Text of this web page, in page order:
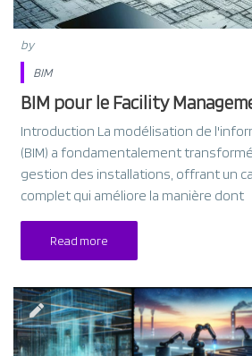
by
BIM
BIM pour le Facility
Introduction La modélisation de
(BIM) a fondamentalement
gestion des installations, offrant un
complet qui améliore la manière dont
Read more